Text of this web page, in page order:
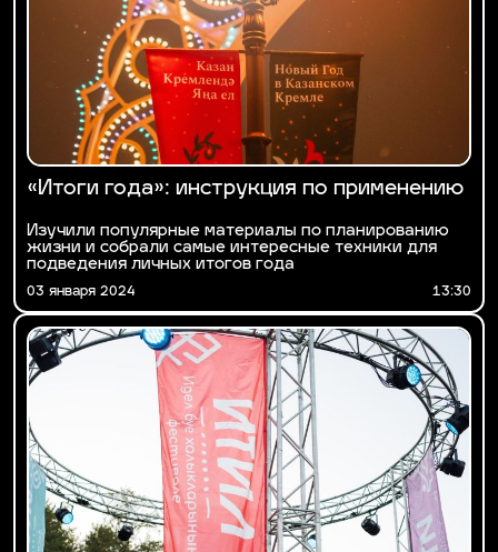
«Итоги года»: инструкция по применению
Изучили популярные материалы по планированию
жизни и собрали самые интересные техники для
подведения личных итогов года
03 января 2024 13:30